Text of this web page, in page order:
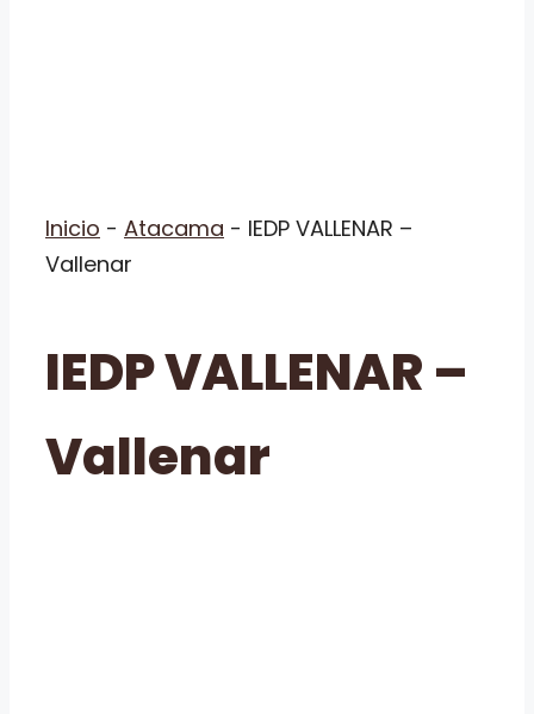
Inicio - Atacama - IEDP VALLENAR –
Vallenar
IEDP VALLENAR –
Vallenar